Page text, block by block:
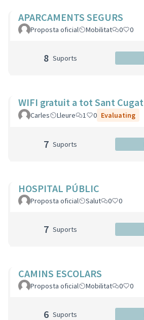
APARCAMENTS SEGURS
Proposta oficial Mobilitat 0 0
8 Suports
WIFI gratuit a tot Sant Cugat
Carles Lleure 1 0 Evaluating
7 Suports
HOSPITAL PÚBLIC
Proposta oficial Salut 0 0
7 Suports
CAMINS ESCOLARS
Proposta oficial Mobilitat 0 0
6 Suports